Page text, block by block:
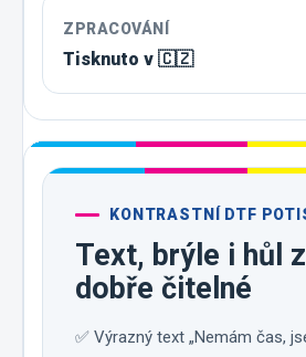
ZPRACOVÁNÍ
Tisknuto v 🇨🇿
KONTRASTNÍ DTF
Text, brýle i hůl
dobře čitelné
✅ Výrazný text „Nemám čas,